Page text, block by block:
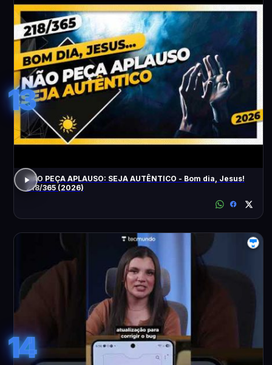
13
NÃO PEÇA APLAUSO: SEJA AUTÊNTICO - Bom dia, Jesus!
218/365 (2026)
14